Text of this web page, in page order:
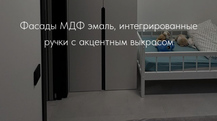
Фасады МДФ эмаль, интегрированные
ручки с акцентным выкрасом